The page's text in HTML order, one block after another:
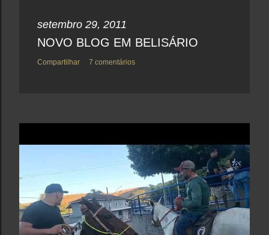
setembro 29, 2011
NOVO BLOG EM BELISÁRIO
Compartilhar 7 comentários